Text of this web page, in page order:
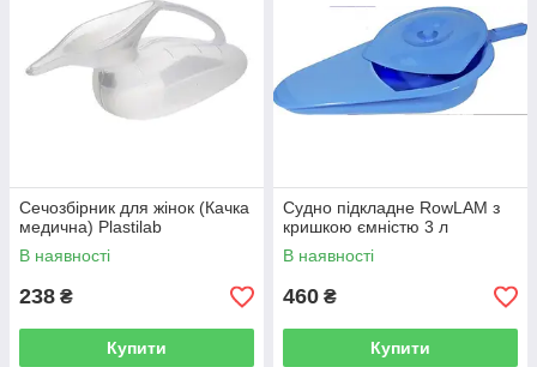
Сечозбірник для жінок (Качка
медична) Plastilab
В наявності
238 ₴
Купити
Судно підкладне RowLAM з
кришкою ємністю 3 л
В наявності
460 ₴
Купити